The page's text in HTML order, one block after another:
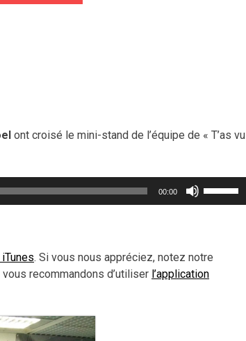
ont croisé le mini-stand de l’équipe de « T’as vu
00:00
. Si vous nous appréciez, notez notre
recommandons d’utiliser l’application